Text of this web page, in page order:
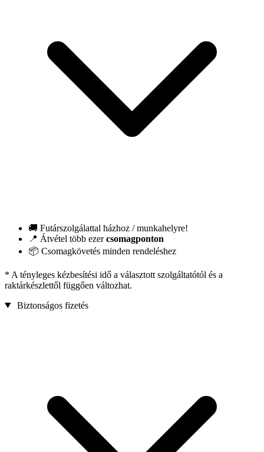
🚚 Futárszolgálattal házhoz / munkahelyre!
📍 Átvétel több ezercsomagponton
📦 Csomagkövetés minden rendeléshez
* A tényleges kézbesítési idő a választott szolgáltatótól és a
raktárkészlettől függően változhat.
Biztonságos fizetés